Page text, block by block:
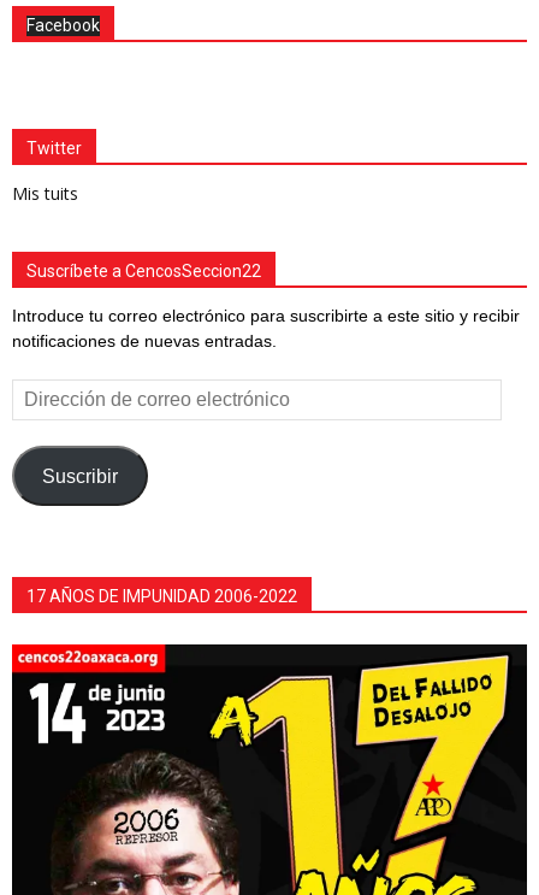
Facebook
Twitter
Mis tuits
Suscríbete a CencosSeccion22
Introduce tu correo electrónico para suscribirte a este sitio y recibir
notificaciones de nuevas entradas.
Dirección
de
correo
electrónico
Suscribir
17 AÑOS DE IMPUNIDAD 2006-2022